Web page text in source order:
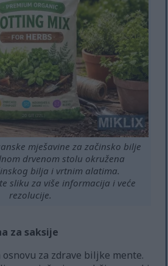
mješavine za začinsko bilje
drvenom stolu okružena
bilja i vrtnim alatima.
sliku za više informacija i veće
rezolucije.
za saksije
za zdrave biljke mente.